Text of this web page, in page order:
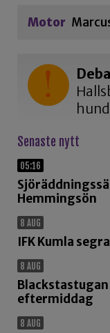
Motor
Senaste nytt
05:16
Hemmingsön
8 AUG
IFK Kumla
8 AUG
eftermiddag
8 AUG